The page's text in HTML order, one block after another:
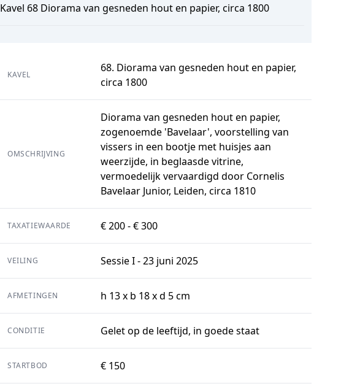
Kavel 68 Diorama van gesneden hout en papier, circa 1800
KAVEL
68. Diorama van gesneden hout en papier,
circa 1800
OMSCHRIJVING
Diorama van gesneden hout en papier,
zogenoemde 'Bavelaar', voorstelling van
vissers in een bootje met huisjes aan
weerzijde, in beglaasde vitrine,
vermoedelijk vervaardigd door Cornelis
Bavelaar Junior, Leiden, circa 1810
TAXATIEWAARDE € 200 - € 300
VEILING Sessie I - 23 juni 2025
AFMETINGEN h 13 x b 18 x d 5 cm
CONDITIE Gelet op de leeftijd, in goede staat
STARTBOD € 150